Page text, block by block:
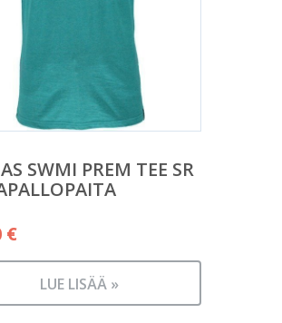
SWMI PREM TEE SR
€
LUE LISÄÄ »